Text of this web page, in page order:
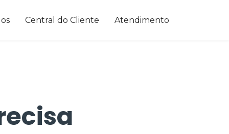
Central do Cliente Atendimento